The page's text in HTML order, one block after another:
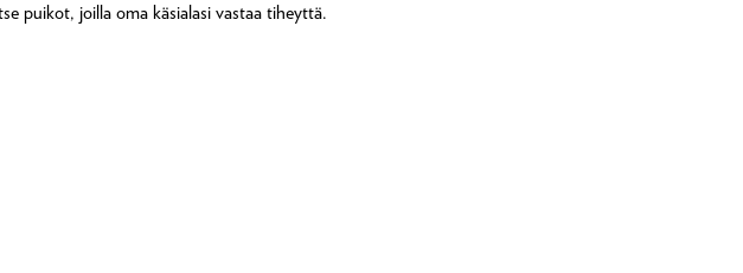
puikot, joilla oma käsialasi vastaa tiheyttä.